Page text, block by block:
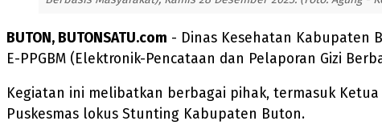
BUTON, BUTONSATU.com - Dinas Kesehatan Kabupaten
E-PPGBM (Elektronik-Pencataan dan Pelaporan Gizi
Kegiatan ini melibatkan berbagai pihak, termasuk Ketua
Puskesmas lokus Stunting Kabupaten Buton.